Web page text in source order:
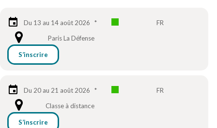
Du 13 au 14 août 2026 *
FR
Paris La Défense
S’inscrire
Du 20 au 21 août 2026 *
FR
Classe à distance
S’inscrire